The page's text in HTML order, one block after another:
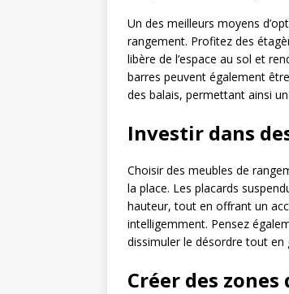
Un des meilleurs moyens
rangement. Profitez des
libère de l’espace au sol et
barres peuvent également
des balais, permettant ainsi
Investir dans
Choisir des meubles de
la place. Les placards
hauteur, tout en offrant un
intelligemment. Pensez
dissimuler le désordre tout en
Créer des zones